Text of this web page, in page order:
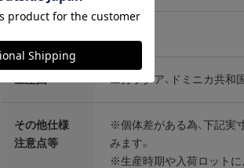
ニカラグア、ドミニカ共和
その他仕様
注意点等
※個体差がある為、下記実
みます。
※生産時期や入荷ロットに